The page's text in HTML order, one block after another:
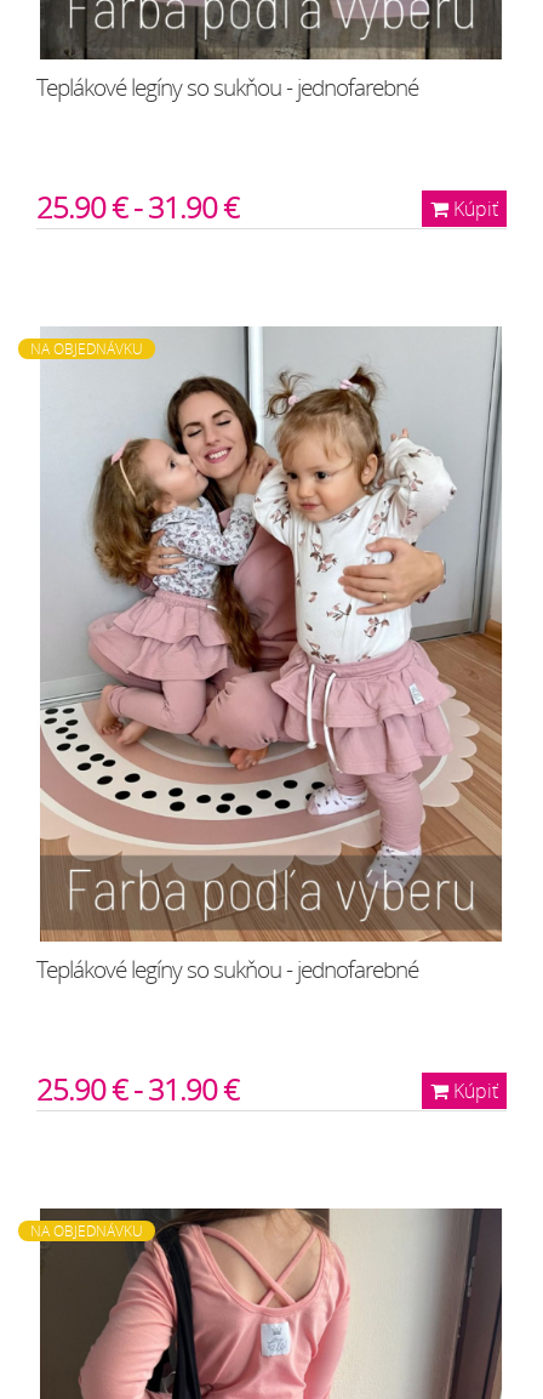
Teplákové legíny so sukňou - jednofarebné
Kúpiť
25.90 € - 31.90 €
NA OBJEDNÁVKU
Teplákové legíny so sukňou - jednofarebné
Kúpiť
25.90 € - 31.90 €
NA OBJEDNÁVKU